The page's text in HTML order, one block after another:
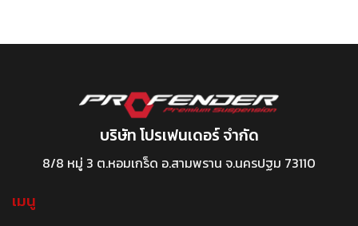
บริษัท โปรเฟนเดอร์ จำกัด
8/8 หมู่ 3 ต.หอมเกร็ด อ.สามพราน จ.นครปฐม 73110
เมนู